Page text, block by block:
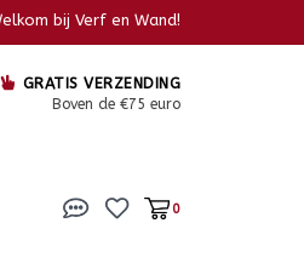
bij Verf en Wand!
GRATIS VERZENDING
Boven de €75 euro
0